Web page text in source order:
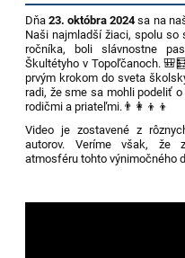
Dňa23. októbra 2024sa na
Naši najmladší žiaci, spolu so
ročníka, boli slávnostne
Škultétyho v Topoľčanoch.
prvým krokom do sveta
radi, že sme sa mohli podeliť
rodičmi a priateľmi. 👨‍👩‍👦‍👦
Video je zostavené z
autorov. Veríme však, že
atmosféru tohto výnimočného